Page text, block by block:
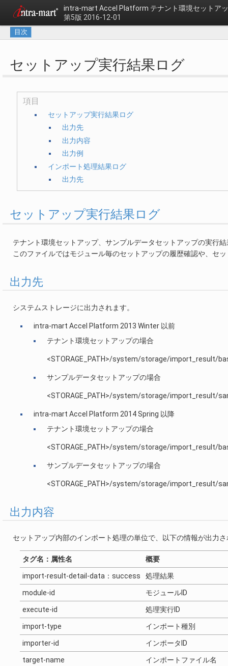
intra-mart Accel Platform テナント環境セットア
第5版 2016-12-01
目次
セットアップ実行結果ログ
項目
セットアップ実行結果ログ
出力先
出力内容
出力例
インポート処理結果ログ
出力先
セットアップ実行結果ログ
テナント環境セットアップ、サンプルデータセットアップの実行
このファイルではモジュール毎のセットアップの履歴確認や、セ
出力先
システムストレージに出力されます。
intra-mart Accel Platform 2013 Winter 以前
テナント環境セットアップの場合
<STORAGE_PATH>/system/storage/import_result/
サンプルデータセットアップの場合
<STORAGE_PATH>/system/storage/import_result/
intra-mart Accel Platform 2014 Spring 以降
テナント環境セットアップの場合
<STORAGE_PATH>/system/storage/import_result/
サンプルデータセットアップの場合
<STORAGE_PATH>/system/storage/import_result/
出力内容
セットアップ内部のインポート処理の単位で、以下の情報が出力
タグ名：属性名 概要
import-result-detail-data：success 処理結果
module-id モジュールID
execute-id 処理実行ID
import-type インポート種別
importer-id インポータID
target-name インポートファイル名